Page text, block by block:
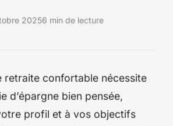
20256 min de lecture
retraite confortable nécessite
d’épargne bien pensée,
profil et à vos objectifs